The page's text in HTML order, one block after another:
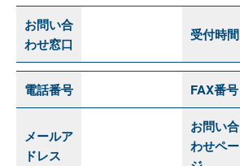
お問い合
わせ窓口
受付時間
電話番号 FAX番号
メールア
ドレス
お問い合
わせペー